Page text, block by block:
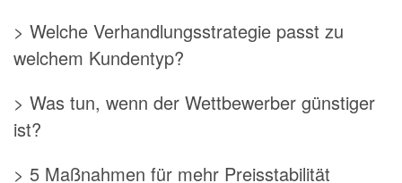
> Welche Verhandlungsstrategie passt zu
welchem Kundentyp?
> Was tun, wenn der Wettbewerber günstiger
ist?
> 5 Maßnahmen für mehr Preisstabilität